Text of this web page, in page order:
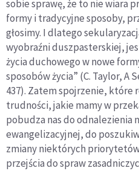
sobie sprawę, że to nie wiara
formy i tradycyjne sposoby,
głosimy. I dlatego
wyobraźni duszpasterskiej,
życia duchowego w nowe
sposobów życia” (C. Taylor, A
437). Zatem spojrzenie, które
trudności, jakie mamy w
pobudza nas do odnalezienia
ewangelizacyjnej, do
zmiany niektórych
przejścia do spraw